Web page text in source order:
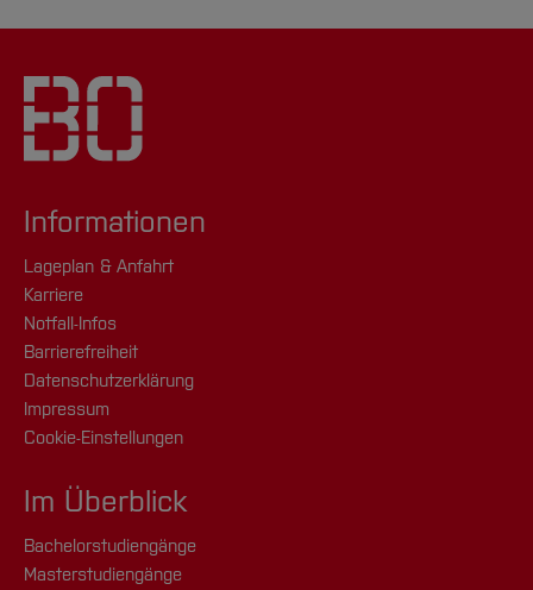
Informationen
Lageplan & Anfahrt
Karriere
Notfall-Infos
Barrierefreiheit
Datenschutzerklärung
Impressum
Cookie-Einstellungen
Im Überblick
Bachelorstudiengänge
Masterstudiengänge